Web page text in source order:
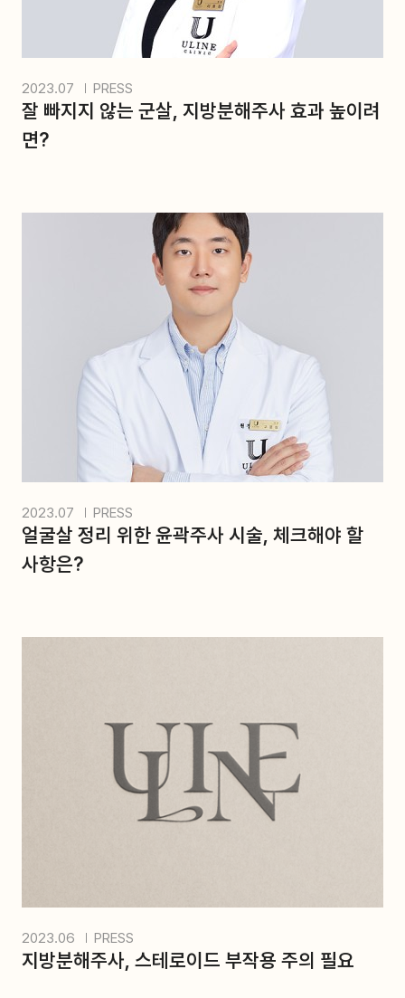
2023.07 PRESS
잘 빠지지 않는 군살, 지방분해주사 효과 높이려
면?
2023.07 PRESS
얼굴살 정리 위한 윤곽주사 시술, 체크해야 할
사항은?
2023.06 PRESS
지방분해주사, 스테로이드 부작용 주의 필요